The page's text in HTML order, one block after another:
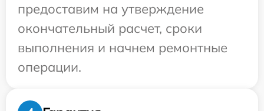
предоставим на утверждение
окончательный расчет, сроки
выполнения и начнем ремонтные
операции.